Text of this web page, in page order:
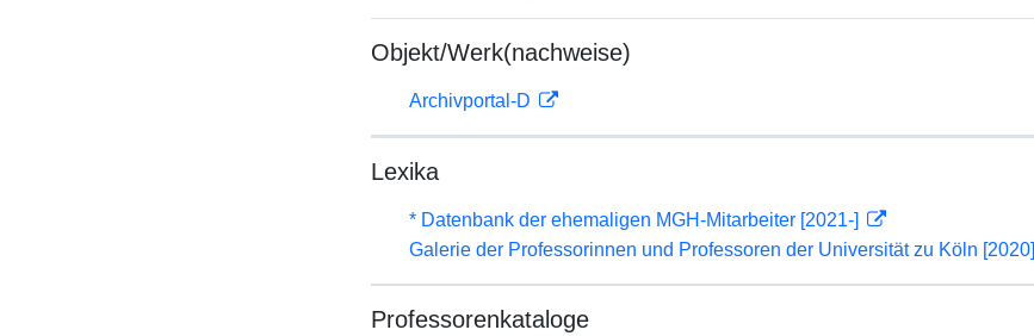
Objekt/Werk(nachweise)
Archivportal-D
Lexika
* Datenbank der ehemaligen MGH-Mitarbeiter [2021-]
Galerie der Professorinnen und Professoren der Universität zu Köln [2020]
Professorenkataloge